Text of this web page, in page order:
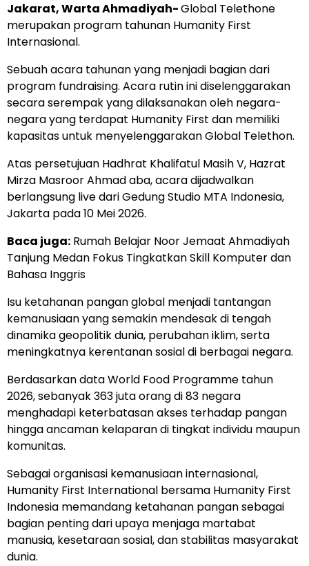
Jakarat, Warta Ahmadiyah-Global Telethone
merupakan program tahunan Humanity First
Internasional.
Sebuah acara tahunan yang menjadi bagian dari
program fundraising. Acara rutin ini diselenggarakan
secara serempak yang dilaksanakan oleh negara-
negara yang terdapat Humanity First dan memiliki
kapasitas untuk menyelenggarakan Global Telethon.
Atas persetujuan Hadhrat Khalifatul Masih V, Hazrat
Mirza Masroor Ahmad aba, acara dijadwalkan
berlangsung live dari Gedung Studio MTA Indonesia,
Jakarta pada 10 Mei 2026.
Baca juga: Rumah Belajar Noor Jemaat Ahmadiyah
Tanjung Medan Fokus Tingkatkan Skill Komputer dan
Bahasa Inggris
Isu ketahanan pangan global menjadi tantangan
kemanusiaan yang semakin mendesak di tengah
dinamika geopolitik dunia, perubahan iklim, serta
meningkatnya kerentanan sosial di berbagai negara.
Berdasarkan data World Food Programme tahun
2026, sebanyak 363 juta orang di 83 negara
menghadapi keterbatasan akses terhadap pangan
hingga ancaman kelaparan di tingkat individu maupun
komunitas.
Sebagai organisasi kemanusiaan internasional,
Humanity First International bersama Humanity First
Indonesia memandang ketahanan pangan sebagai
bagian penting dari upaya menjaga martabat
manusia, kesetaraan sosial, dan stabilitas masyarakat
dunia.